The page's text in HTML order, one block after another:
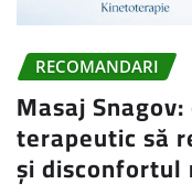
RECOMANDARI
Masaj
terapeutic să
și disconfortul